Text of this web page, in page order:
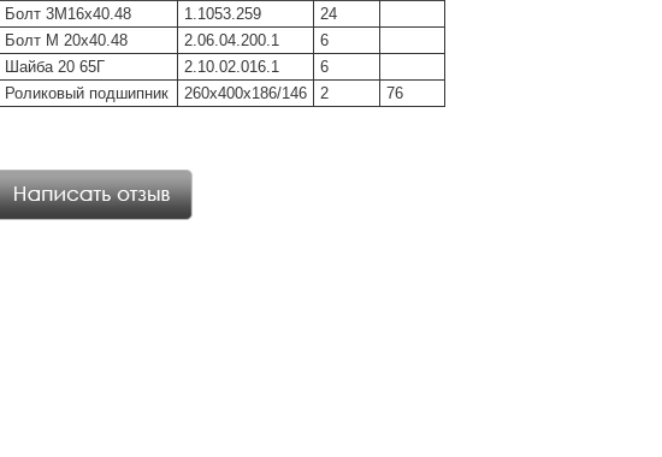
Болт 3М16х40.48 1.1053.259
24
Болт М 20х40.48 2.06.04.200.1
6
Шайба 20 65Г 2.10.02.016.1
6
Роликовый подшипник 260х400х186/146 2 76